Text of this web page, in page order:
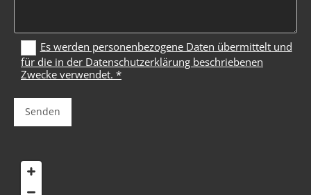
Es werden personenbezogene Daten übermittelt und
für die in der Datenschutzerklärung beschriebenen
Zwecke verwendet. *